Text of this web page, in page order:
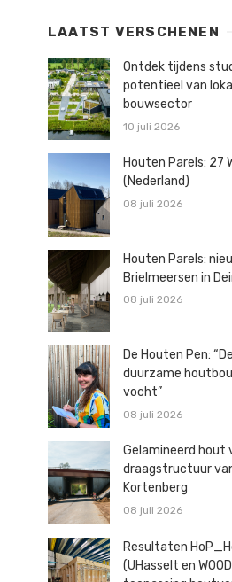
LAATST VERSCHENEN
Ontdek tijdens
potentieel van
bouwsector
10 juli 2026
Houten Parels: 27
(Nederland)
08 juli 2026
Houten Parels:
Brielmeersen in
08 juli 2026
De Houten Pen:
duurzame
vocht”
08 juli 2026
Gelamineerd hout
draagstructuur
Kortenberg
08 juli 2026
Resultaten
(UHasselt en